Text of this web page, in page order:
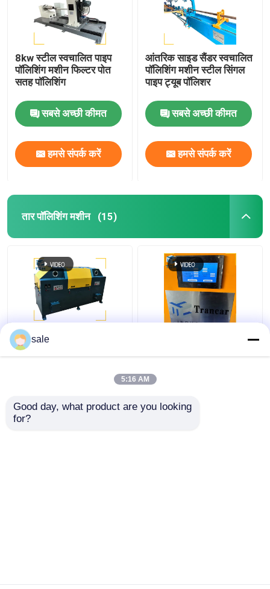
8kw स्टील स्वचालित पाइप
पॉलिशिंग मशीन फिल्टर पोत
सतह पॉलिशिंग
सबसे अच्छी कीमत
हमसे संपर्क करें
आंतरिक साइड सैंडर स्वचालित
पॉलिशिंग मशीन स्टील सिंगल
पाइप ट्यूब पॉलिशर
सबसे अच्छी कीमत
हमसे संपर्क करें
तार पॉलिशिंग मशीन (15)
स्टील मेटल वायर 2m/S
पॉलिशिंग मशीन रॉड्स सैंडिंग
sale
5:16 AM
Good day, what product are you looking
for?